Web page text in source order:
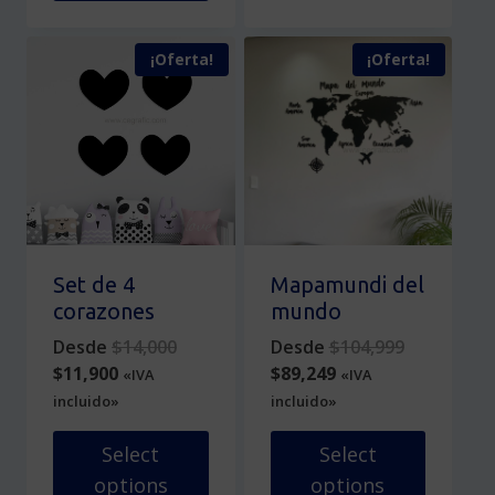
tiene
múltiples
Las
opciones
pueden
elegir
en
la
de
producto
¡Oferta!
Set de 4
corazones
Desde $14,000Original
$14,000.
$11,900Current
price
is:
$11,900.
«IVA
incluido»
Select
options
¡Oferta!
Mapamundi del
mundo
Desde $104,999Original
$104,999.
$89,249Current
price
is:
$89,249.
«IVA
incluido»
Select
options